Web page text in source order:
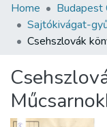
Communities &
All of DSpace
About us
Home Budapest
Sajtókivágat-